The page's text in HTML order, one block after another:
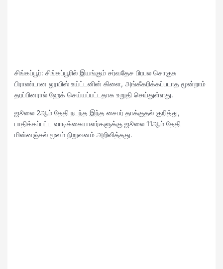
சிங்கப்பூர்: சிங்கப்பூரில் இயங்கும் சர்வதேச பிரபல சொகுசு
பிராண்டான லூயிஸ் உய்ட்டனின் கிளை, அங்கீகரிக்கப்படாத மூன்றாம்
தரப்பினரால் ஹேக் செய்யப்பட்டதாக உறுதி செய்துள்ளது.
ஜூலை 2ஆம் தேதி நடந்த இந்த சைபர் தாக்குதல் குறித்து,
பாதிக்கப்பட்ட வாடிக்கையாளர்களுக்கு ஜூலை 11ஆம் தேதி
மின்னஞ்சல் மூலம் நிறுவனம் அறிவித்தது.